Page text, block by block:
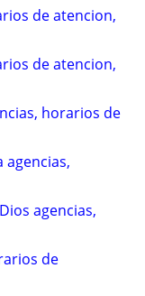
de atencion,
de atencion,
horarios de
agencias,
agencias,
de